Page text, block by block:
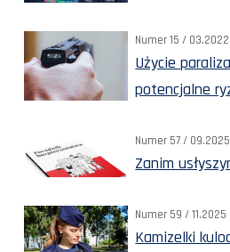
Numer 15 / 03.2022
Użycie
potencjalne
Numer 57 /
Zanim
Numer 59 / 11.2025
Kamizelki